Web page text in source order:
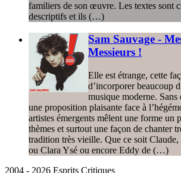
familiers de son œuvre. Les textes sont
descriptifs et ils (…)
Sam Sauvage -
Messieurs !
Elle est étrange, cette
d’incorporer beaucoup
musique moderne.
une proposition plaisante face à
artistes émergents mêlent une forme un
thèmes et surtout une façon de chanter
tradition très vieille. Que ce soit Claude,
ou Clara Ysé ou encore Eddy de (…)
2004 - 2026 Esprits Critiques